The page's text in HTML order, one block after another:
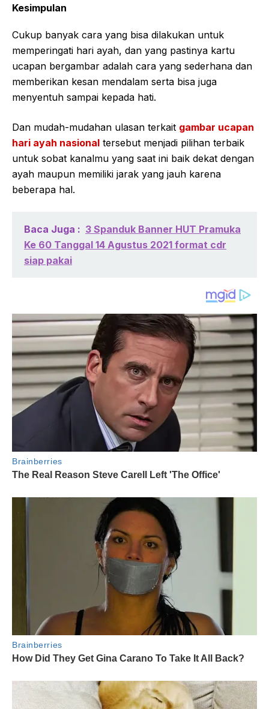
Kesimpulan
Cukup banyak cara yang bisa dilakukan untuk
memperingati hari ayah, dan yang pastinya kartu
ucapan bergambar adalah cara yang sederhana dan
memberikan kesan mendalam serta bisa juga
menyentuh sampai kepada hati.
Dan mudah-mudahan ulasan terkait gambar ucapan
hari ayah nasional tersebut menjadi pilihan terbaik
untuk sobat kanalmu yang saat ini baik dekat dengan
ayah maupun memiliki jarak yang jauh karena
beberapa hal.
Baca Juga : 3 Spanduk Banner HUT Pramuka
Ke 60 Tanggal 14 Agustus 2021 format cdr
siap pakai